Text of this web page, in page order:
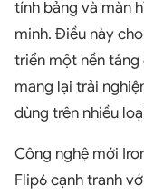
tính bảng và màn
minh. Điều này
triển một nền tảng
mang lại trải
dùng trên nhiều
Công nghệ mới
Flip6 cạnh tranh